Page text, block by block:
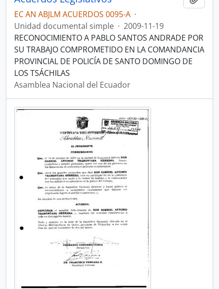
EC AN ABJLM ACUERDOS 0095-A ·
Unidad documental simple · 2009-11-19
RECONOCIMIENTO A PABLO SANTOS ANDRADE POR
SU TRABAJO COMPROMETIDO EN LA COMANDANCIA
PROVINCIAL DE POLICÍA DE SANTO DOMINGO DE
LOS TSÁCHILAS
Asamblea Nacional del Ecuador